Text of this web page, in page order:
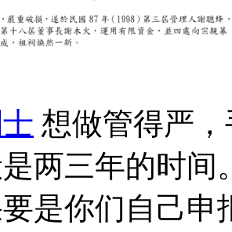
想做管得严
两三年的时间
是你们自己